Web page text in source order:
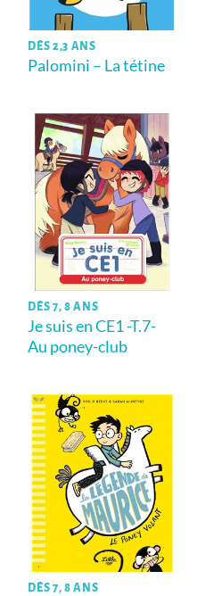
DÈS 2,3 ANS
Palomini – La tétine
DÈS 7, 8 ANS
Je suis en CE1 -T.7-
Au poney-club
DÈS 7, 8 ANS